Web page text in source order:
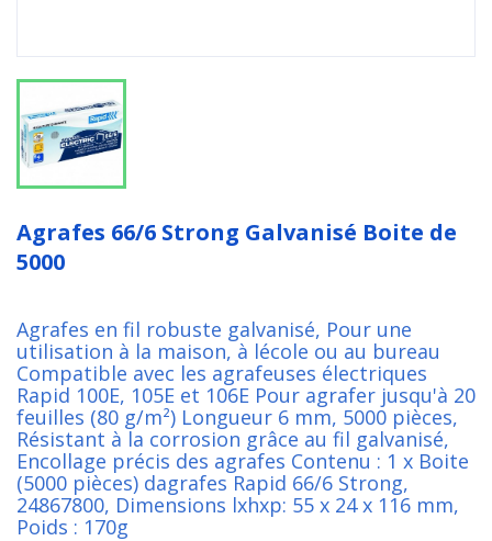
Agrafes 66/6 Strong Galvanisé Boite de
5000
Agrafes en fil robuste galvanisé, Pour une
utilisation à la maison, à lécole ou au bureau
Compatible avec les agrafeuses électriques
Rapid 100E, 105E et 106E Pour agrafer jusqu'à 20
feuilles (80 g/m²) Longueur 6 mm, 5000 pièces,
Résistant à la corrosion grâce au fil galvanisé,
Encollage précis des agrafes Contenu : 1 x Boite
(5000 pièces) dagrafes Rapid 66/6 Strong,
24867800, Dimensions lxhxp: 55 x 24 x 116 mm,
Poids : 170g